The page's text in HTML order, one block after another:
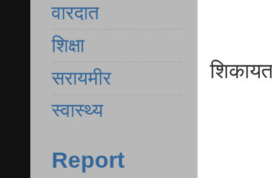
वारदात
शिक्षा
सरायमीर
स्वास्थ्य
Report